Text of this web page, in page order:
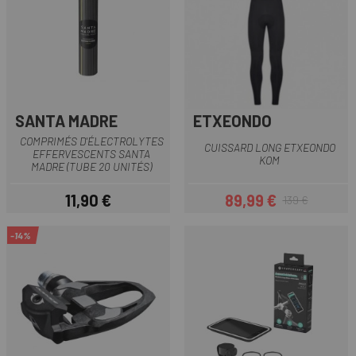
SANTA MADRE
COMPRIMÉS D'ÉLECTROLYTES
EFFERVESCENTS SANTA
MADRE (TUBE 20 UNITÉS)
Prix
11,90 €
ETXEONDO
CUISSARD LONG ETXEONDO
KOM
Prix
89,99 €Prix habituel
139 €
-14%